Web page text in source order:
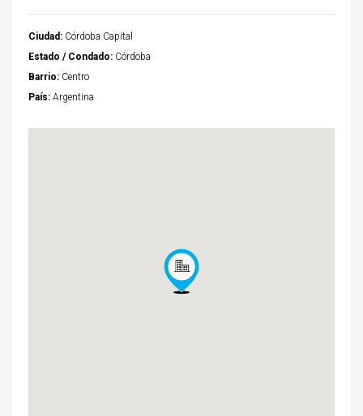
Ciudad: Córdoba Capital
Estado / Condado: Córdoba
Barrio: Centro
País: Argentina